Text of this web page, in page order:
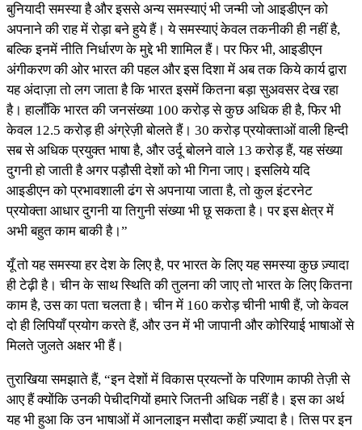
बुनियादी समस्या है और इससे अन्य समस्याएं भी जन्मी जो आइडीएन को
अपनाने की राह में रोड़ा बने हुये हैं। ये समस्याएं केवल तकनीकी ही नहीं है,
बल्कि इनमें नीति निर्धारण के मुद्दे भी शामिल हैं। पर फिर भी, आइडीएन
अंगीकरण की ओर भारत की पहल और इस दिशा में अब तक किये कार्य द्वारा
यह अंदाज़ा तो लग जाता है कि भारत इसमें कितना बड़ा सुअवसर देख रहा
है। हालाँकि भारत की जनसंख्या 100 करोड़ से कुछ अधिक ही है, फिर भी
केवल 12.5 करोड़ ही अंग्रेज़ी बोलते हैं। 30 करोड़ प्रयोक्ताओं वाली हिन्दी
सब से अधिक प्रयुक्त भाषा है, और उर्दू बोलने वाले 13 करोड़ हैं, यह संख्या
दुगनी हो जाती है अगर पड़ौसी देशों को भी गिना जाए। इसलिये यदि
आइडीएन को प्रभावशाली ढंग से अपनाया जाता है, तो कुल इंटरनेट
प्रयोक्ता आधार दुगनी या तिगुनी संख्या भी छू सकता है। पर इस क्षेत्र में
अभी बहुत काम बाकी है।”
यूँ तो यह समस्या हर देश के लिए है, पर भारत के लिए यह समस्या कुछ ज़्यादा
ही टेढ़ी है। चीन के साथ स्थिति की तुलना की जाए तो भारत के लिए कितना
काम है, उस का पता चलता है। चीन में 160 करोड़ चीनी भाषी हैं, जो केवल
दो ही लिपियाँ प्रयोग करते हैं, और उन में भी जापानी और कोरियाई भाषाओं से
मिलते जुलते अक्षर भी हैं।
तुराखिया समझाते हैं, “इन देशों में विकास प्रयत्नों के परिणाम काफी तेज़ी से
आए हैं क्योंकि उनकी पेचीदगियों हमारे जितनी अधिक नहीं है। इस का अर्थ
यह भी हुआ कि उन भाषाओं में आनलाइन मसौदा कहीं ज़्यादा है। तिस पर इन